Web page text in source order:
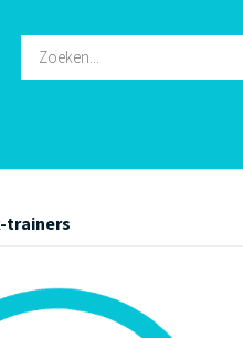
trainers